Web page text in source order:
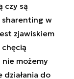
czy są
sharenting w
zjawiskiem
możemy
działania do